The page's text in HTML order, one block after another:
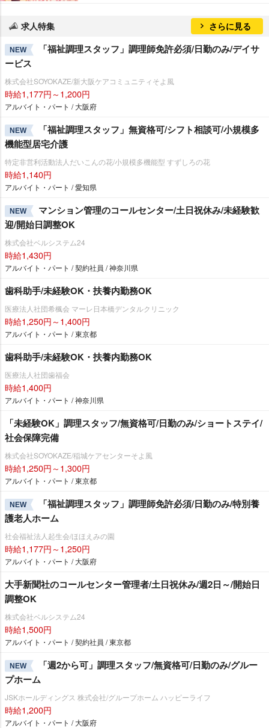
求人特集 さらに見る
NEW
「福祉調理スタッフ」調理師免許必須/日勤のみ/デイサ
ービス
株式会社SOYOKAZE/新大阪ケアコミュニティそよ風
時給1,177円～1,200円
アルバイト・パート / 大阪府
NEW
「福祉調理スタッフ」無資格可/シフト相談可/小規模多
機能型居宅介護
特定非営利活動法人だいこんの花/小規模多機能型 すずしろの花
時給1,140円
アルバイト・パート / 愛知県
NEW
マンション管理のコールセンター/土日祝休み/未経験歓
迎/開始日調整OK
株式会社ベルシステム24
時給1,430円
アルバイト・パート / 契約社員 / 神奈川県
歯科助手/未経験OK・扶養内勤務OK
医療法人社団希楓会 マーレ日本橋デンタルクリニック
時給1,250円～1,400円
アルバイト・パート / 東京都
歯科助手/未経験OK・扶養内勤務OK
医療法人社団歯福会
時給1,400円
アルバイト・パート / 神奈川県
「未経験OK」調理スタッフ/無資格可/日勤のみ/ショートステイ/
社会保障完備
株式会社SOYOKAZE/稲城ケアセンターそよ風
時給1,250円～1,300円
アルバイト・パート / 東京都
NEW
「福祉調理スタッフ」調理師免許必須/日勤のみ/特別養
護老人ホーム
社会福祉法人起生会/ほほえみの園
時給1,177円～1,250円
アルバイト・パート / 大阪府
大手新聞社のコールセンター管理者/土日祝休み/週2日～/開始日
調整OK
株式会社ベルシステム24
時給1,500円
アルバイト・パート / 契約社員 / 東京都
NEW
「週2から可」調理スタッフ/無資格可/日勤のみ/グルー
プホーム
JSKホールディングス 株式会社/グループホーム ハッピーライフ
時給1,200円
アルバイト・パート / 大阪府